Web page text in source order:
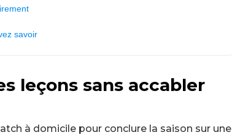
savoir
leçons sans accabler
à domicile pour conclure la saison sur une